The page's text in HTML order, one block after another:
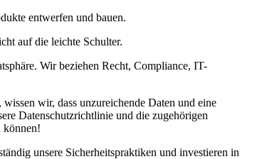
entwerfen und bauen.
auf die leichte Schulter.
Wir beziehen Recht, Compliance, IT-
wir, dass unzureichende Daten und eine
Datenschutzrichtlinie und die zugehörigen
können!
unsere Sicherheitspraktiken und investieren in